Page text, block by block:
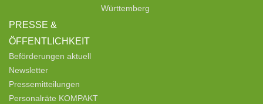
PRESSE &
ÖFFENTLICHKEIT
Beförderungen aktuell
Newsletter
Pressemitteilungen
Personalräte KOMPAKT
Württemberg